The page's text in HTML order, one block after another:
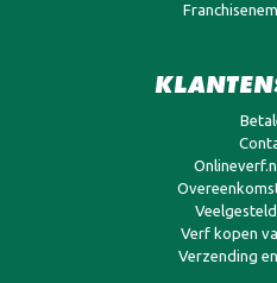
Verf kopen
Verzending